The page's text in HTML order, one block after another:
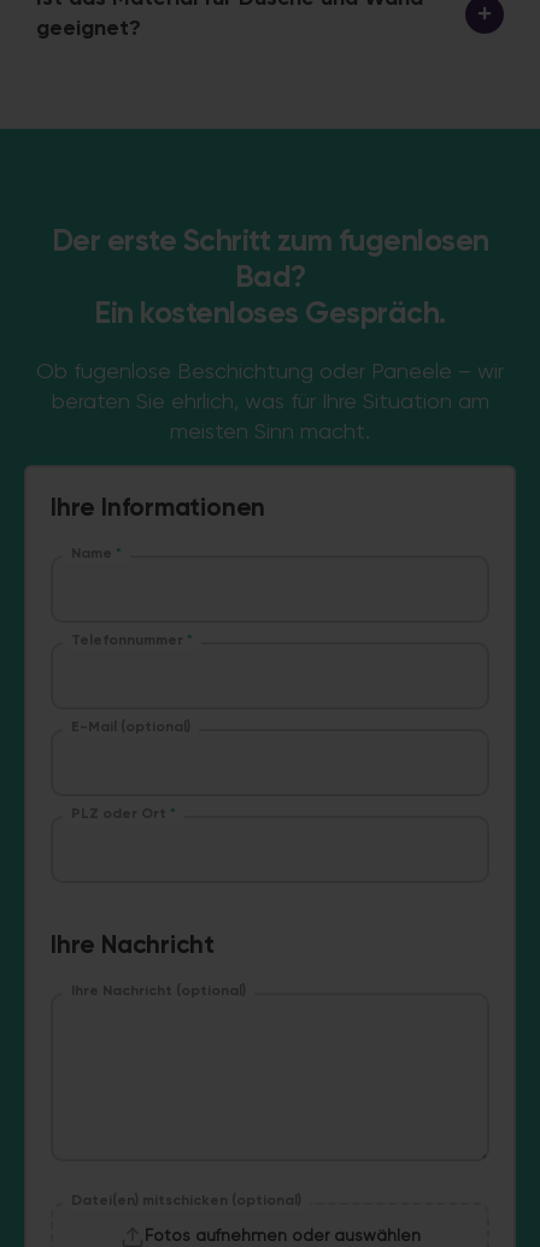
geeignet?
Der erste Schritt zum fugenlosen
Bad?
Ein kostenloses Gespräch.
Ob fugenlose Beschichtung oder Paneele – wir
beraten Sie ehrlich, was für Ihre Situation am
meisten Sinn macht.
Ihre Informationen
Name *
Telefonnummer *
E-Mail (optional)
PLZ oder Ort *
Ihre Nachricht
Ihre Nachricht (optional)
Fotos aufnehmen oder auswählen
Datei(en) mitschicken (optional)